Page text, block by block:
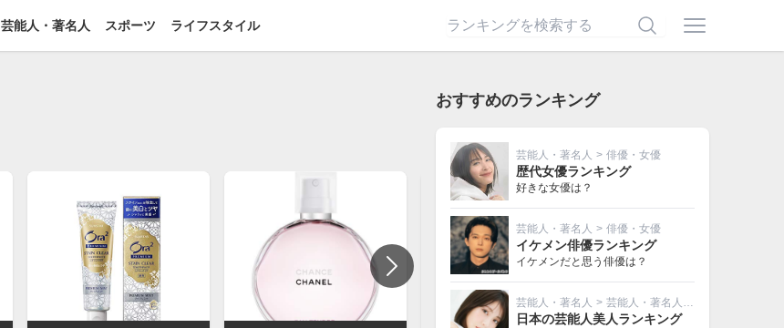
芸能人・著名人 スポーツ ライフスタイル
おすすめのランキング
芸能人・著名人 > 俳優・女優
歴代女優ランキング
好きな女優は？
芸能人・著名人 > 俳優・女優
イケメン俳優ランキング
イケメンだと思う俳優は？
芸能人・著名人 > 芸能人・著名人その他
日本の芸能人美人ランキング